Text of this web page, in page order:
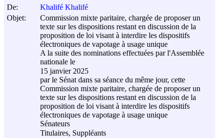
De:
Khalifé Khalifé
Objet:
Commission mixte paritaire, chargée de proposer un
texte sur les dispositions restant en discussion de la
proposition de loi visant à interdire les dispositifs
électroniques de vapotage à usage unique
A la suite des nominations effectuées par l'Assemblée
nationale le
15 janvier 2025
par le Sénat dans sa séance du même jour, cette
Commission mixte paritaire, chargée de proposer un
texte sur les dispositions restant en discussion de la
proposition de loi visant à interdire les dispositifs
électroniques de vapotage à usage unique
Sénateurs
Titulaires, Suppléants